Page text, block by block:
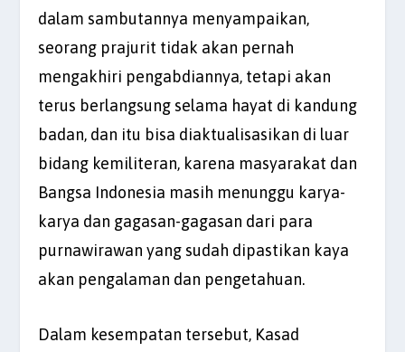
dalam sambutannya menyampaikan,
seorang prajurit tidak akan pernah
mengakhiri pengabdiannya, tetapi akan
terus berlangsung selama hayat di kandung
badan, dan itu bisa diaktualisasikan di luar
bidang kemiliteran, karena masyarakat dan
Bangsa Indonesia masih menunggu karya-
karya dan gagasan-gagasan dari para
purnawirawan yang sudah dipastikan kaya
akan pengalaman dan pengetahuan.
Dalam kesempatan tersebut, Kasad